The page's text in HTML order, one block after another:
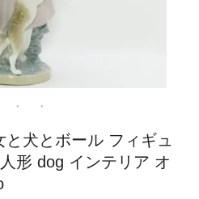
犬とボール フィギュ
形 dog インテリア オ